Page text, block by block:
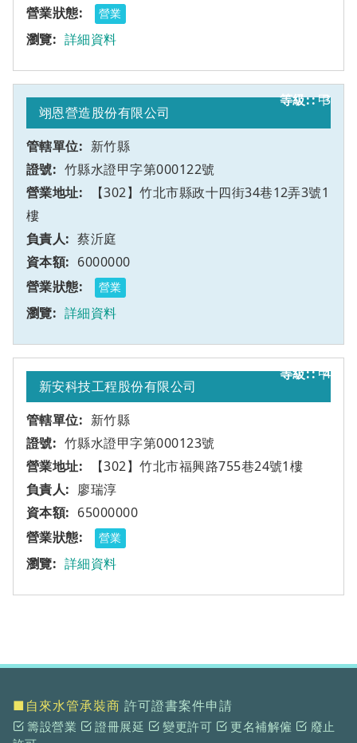
營業
詳細資料
3
翊恩營造股份有限公司
新竹縣
竹縣水證甲字第000122號
【302】竹北市縣政十四街34巷12弄3號1
樓
甲
蔡沂庭
6000000
營業
詳細資料
4
新安科技工程股份有限公司
新竹縣
竹縣水證甲字第000123號
【302】竹北市福興路755巷24號1樓
甲
廖瑞淳
65000000
營業
詳細資料
■自來水管承裝商 許可證書案件申請
籌設營業 證冊展延 變更許可 更名補解僱
廢止